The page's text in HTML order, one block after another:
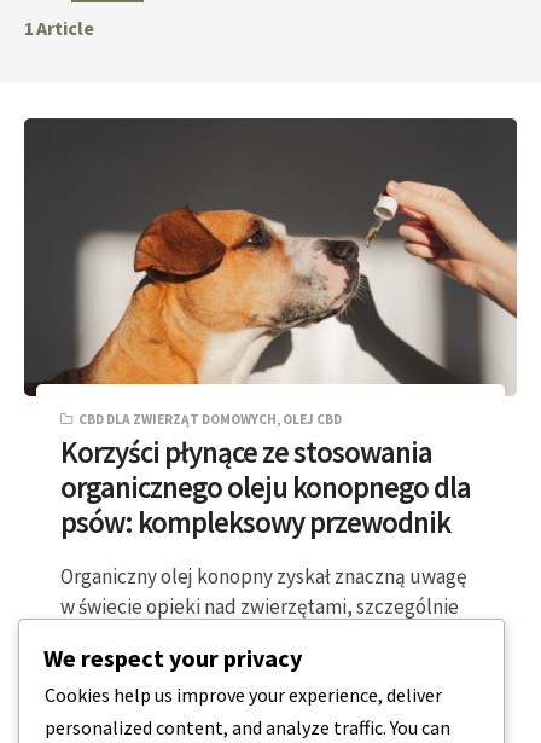
1Article
CBD DLA ZWIERZĄT DOMOWYCH, OLEJ CBD
Korzyści płynące ze stosowania
organicznego oleju konopnego dla
psów: kompleksowy przewodnik
Organiczny olej konopny zyskał znaczną uwagę
w świecie opieki nad zwierzętami, szczególnie
dla psów….
5 MINUTY CZYTANIA 2023-12-18
We respect your privacy
Cookies help us improve your experience, deliver
personalized content, and analyze traffic. You can